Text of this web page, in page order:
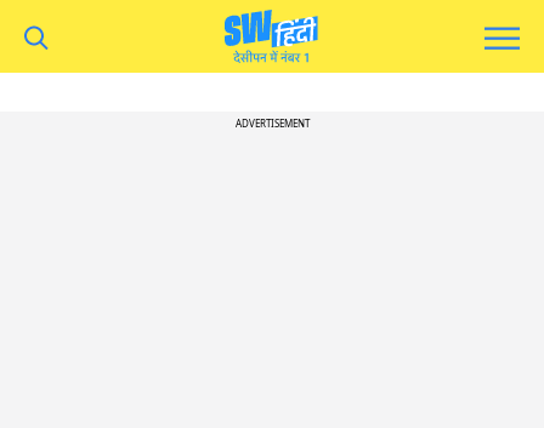
ADVERTISEMENT